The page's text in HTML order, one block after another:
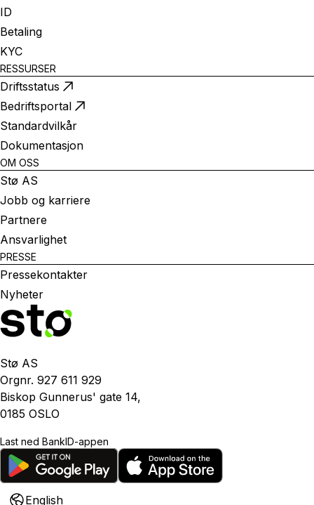
ID
Betaling
KYC
RESSURSER
Driftsstatus
Bedriftsportal
Standardvilkår
Dokumentasjon
OM OSS
Stø AS
Jobb og karriere
Partnere
Ansvarlighet
PRESSE
Pressekontakter
Nyheter
Stø AS
Orgnr. 927 611 929
Biskop Gunnerus' gate 14,
0185 OSLO
Last ned BankID-appen
English